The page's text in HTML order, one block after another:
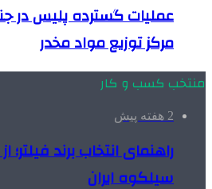
عملیات گسترده پلیس در
مرکز توزیع مواد مخدر
منتخب کسب و کار
2 هفته پیش
راهنمای انتخاب برند فیلتر؛
سیلکوه ایران